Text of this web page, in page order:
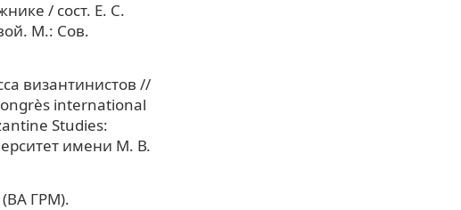
/ сост. Е. С.
М.: Сов.
византинистов //
international
Studies:
имени М. В.
(ВА ГРМ).